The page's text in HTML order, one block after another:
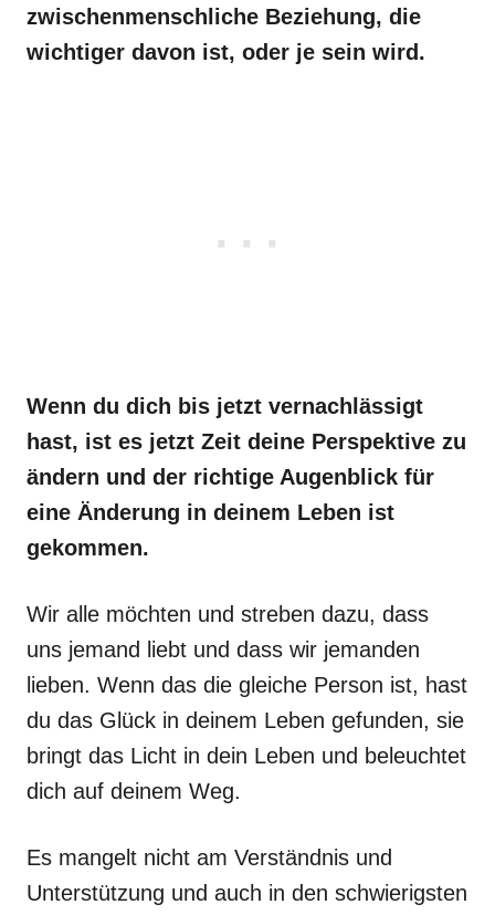
zwischenmenschliche Beziehung, die
wichtiger davon ist, oder je sein wird.
Wenn du dich bis jetzt vernachlässigt
hast, ist es jetzt Zeit deine Perspektive zu
ändern und der richtige Augenblick für
eine Änderung in deinem Leben ist
gekommen.
Wir alle möchten und streben dazu, dass
uns jemand liebt und dass wir jemanden
lieben. Wenn das die gleiche Person ist, hast
du das Glück in deinem Leben gefunden, sie
bringt das Licht in dein Leben und beleuchtet
dich auf deinem Weg.
Es mangelt nicht am Verständnis und
Unterstützung und auch in den schwierigsten